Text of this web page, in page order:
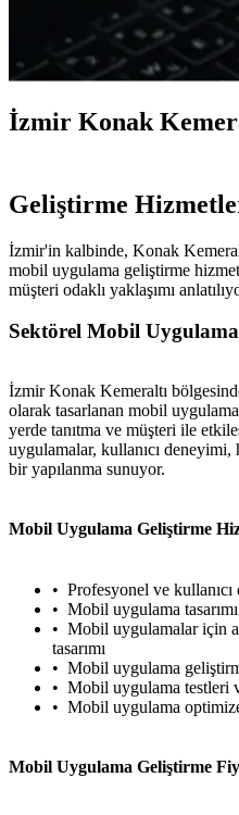
İzmir Konak
Geliştirme
İzmir'in kalbinde, Konak
mobil uygulama geliştirme
müşteri odaklı yaklaşımı
Sektörel Mobil
İzmir Konak Kemeraltı
olarak tasarlanan mobil
yerde tanıtma ve müşteri ile
uygulamalar, kullanıcı deneyimi,
bir yapılanma sunuyor.
Mobil Uygulama Geliştirme
Profesyonel ve
Mobil uygulama
Mobil uygulamalar için
tasarımı
Mobil uygulama
Mobil uygulama testleri
Mobil uygulama
Mobil Uygulama Geliştirme